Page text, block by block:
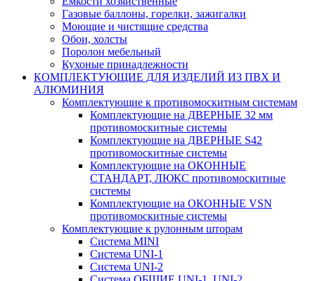
Газовые баллоны, горелки, зажигалки
Моющие и чистящие средства
Обои, холсты
Поролон мебельный
Кухоные принадлежности
КОМПЛЕКТУЮЩИЕ ДЛЯ ИЗДЕЛИЙ ИЗ ПВХ И
АЛЮМИНИЯ
Комплектующие к противомоскитным системам
Комплектующие на ДВЕРНЫЕ 32 мм
противомоскитные системы
Комплектующие на ДВЕРНЫЕ S42
противомоскитные системы
Комплектующие на ОКОННЫЕ
СТАНДАРТ, ЛЮКС противомоскитные
системы
Комплектующие на ОКОННЫЕ VSN
противомоскитные системы
Комплектующие к рулонным шторам
Система MINI
Система UNI-1
Система UNI-2